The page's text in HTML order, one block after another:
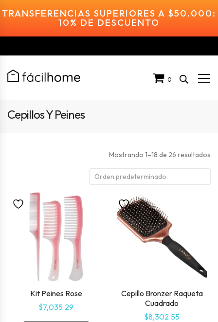
TRANSFERENCIAS SUPERIORES A $50.000:
10% DE DESCUENTO
0
Cepillos Y Peines
Mostrando 1–18 de 26 resultados
Kit Peines Rose
$7,035.29
Cepillo Bronzer Raqueta
Cuadrado
$8,302.55